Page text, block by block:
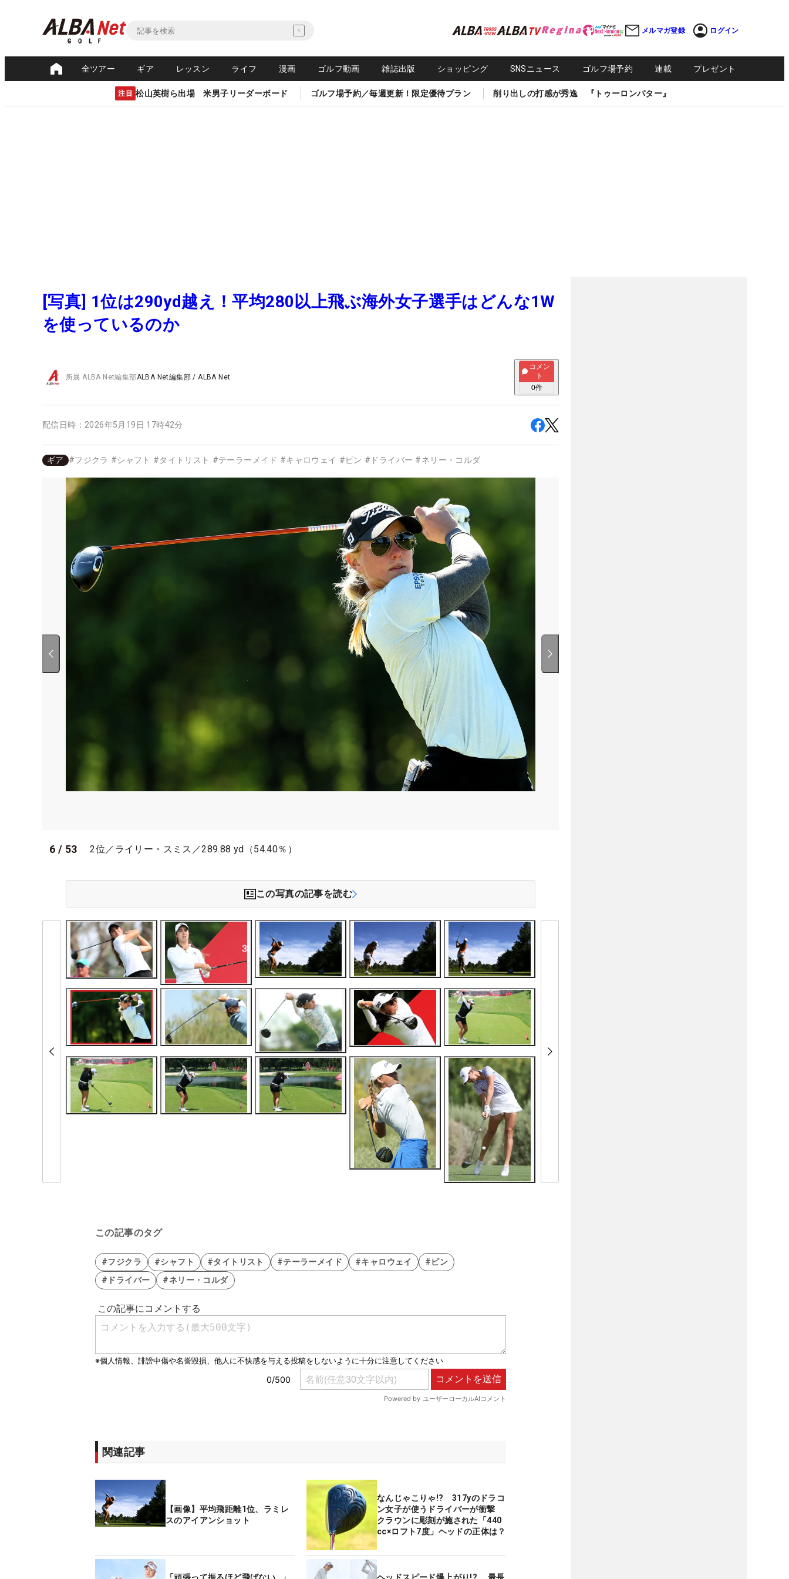
メルマガ登録 ログイン
全ツアー ギア レッスン ライフ 漫画 ゴルフ動画 雑誌出版 ショッピング SNSニュース ゴルフ場予約 連載 プレゼント
注目 松山英樹ら出場 米男子リーダーボード ゴルフ場予約／毎週更新！限定優待プラン 削り出しの打感が秀逸 『トゥーロンパター』
[写真] 1位は290yd越え！平均280以上飛ぶ海外女子選手はどんな1W
を使っているのか
所属ALBA Net編集部ALBA Net編集部 /ALBA Net
コメン
ト
0件
配信日時： 2026年5月19日 17時42分
ギア #フジクラ #シャフト #タイトリスト #テーラーメイド #キャロウェイ #ピン # ドライバー #ネリー・コルダ
6 / 53 2位／ライリー・スミス／289.88 yd（54.40％）
この写真の記事を読む
この記事のタグ
#フジクラ #シャフト #タイトリスト #テーラーメイド #キャロウェイ
#ピン
#ドライバー
#ネリー・コルダ
関連記事
【画像】平均飛距離1位、ラミレ
スのアイアンショット
なんじゃこりゃ!? 317yのドラコ
ン女子が使うドライバーが衝撃
クラウンに彫刻が施された「440
cc×ロフト7度」ヘッドの正体は？